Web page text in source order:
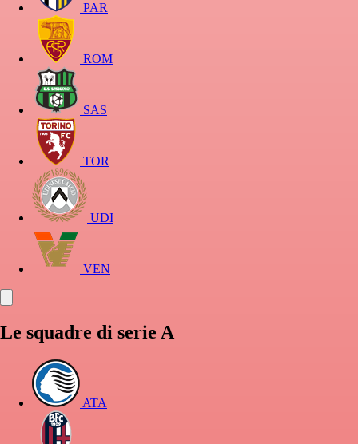
PAR
ROM
SAS
TOR
UDI
VEN
Le squadre di serie A
ATA